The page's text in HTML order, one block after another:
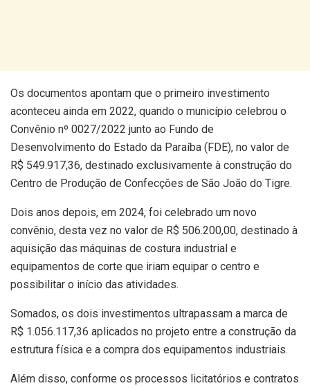
Os documentos apontam que o primeiro investimento
aconteceu ainda em 2022, quando o município celebrou o
Convênio nº 0027/2022 junto ao Fundo de
Desenvolvimento do Estado da Paraíba (FDE), no valor de
R$ 549.917,36, destinado exclusivamente à construção do
Centro de Produção de Confecções de São João do Tigre.
Dois anos depois, em 2024, foi celebrado um novo
convênio, desta vez no valor de R$ 506.200,00, destinado à
aquisição das máquinas de costura industrial e
equipamentos de corte que iriam equipar o centro e
possibilitar o início das atividades.
Somados, os dois investimentos ultrapassam a marca de
R$ 1.056.117,36 aplicados no projeto entre a construção da
estrutura física e a compra dos equipamentos industriais.
Além disso, conforme os processos licitatórios e contratos